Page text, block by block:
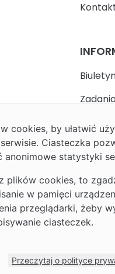
Plan
Plan
cookies, by ułatwić
Ciasteczka
statystyki
plików cookies, to
w pamięci
przeglądarki, żeby
ciasteczek.
Przeczytaj o polityce